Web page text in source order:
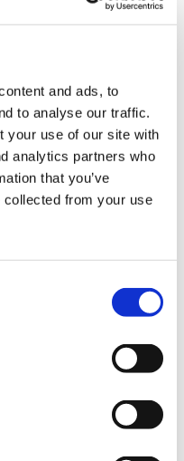
and ads, to
to analyse our traffic.
your use of our site with
analytics partners who
that you’ve
collected from your use
～
5,500円(税込)
クリルスタンド ベガ
1,320円(税込)